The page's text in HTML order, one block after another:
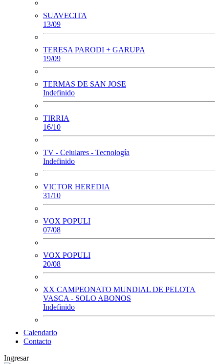
SUAVECITA
13/09
TERESA PARODI + GARUPA
19/09
TERMAS DE SAN JOSE
Indefinido
TIRRIA
16/10
TV - Celulares - Tecnología
Indefinido
VICTOR HEREDIA
31/10
VOX POPULI
07/08
VOX POPULI
20/08
XX CAMPEONATO MUNDIAL DE PELOTA
VASCA - SOLO ABONOS
Indefinido
Calendario
Contacto
Ingresar